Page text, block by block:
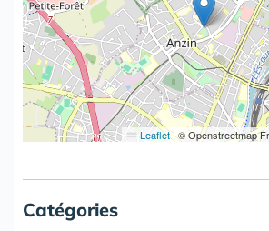
Leaflet |© Openstreetmap
Catégories